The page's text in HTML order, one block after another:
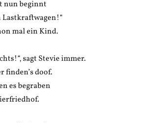
nun beginnt
mal ein Kind.
sagt Stevie immer.
finden’s doof.
es begraben